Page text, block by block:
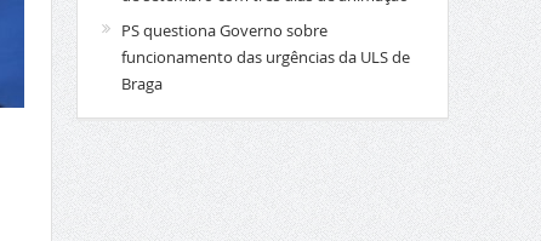
PS questiona Governo sobre
funcionamento das urgências da ULS de
Braga